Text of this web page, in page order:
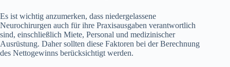
Es ist wichtig anzumerken, dass niedergelassene
Neurochirurgen auch für ihre Praxisausgaben verantwortlich
sind, einschließlich Miete, Personal und medizinischer
Ausrüstung. Daher sollten diese Faktoren bei der Berechnung
des Nettogewinns berücksichtigt werden.